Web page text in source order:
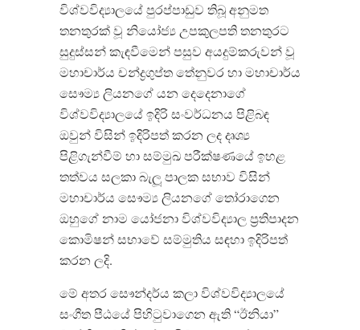
විශ්වවිද්‍යාලයේ පුරප්පාඩුව තිබූ අනුමත
තනතුරක් වූ නියෝජ්‍ය උපකුලපති තනතුරට
සුදුස්සන් කැඳවීමෙන් පසුව අයදුම්කරුවන් වූ
මහාචාර්ය චන්ද්‍රගුප්ත තේනුවර හා මහාචාර්ය
සෞම්‍ය ලියනගේ යන දෙදෙනාගේ
විශ්වවිද්‍යාලයේ ඉදිරි සංවර්ධනය පිළිබඳ
ඔවුන් විසින් ඉදිරිපත් කරන ලද දෘශ්‍ය
පිළිගැන්වීම් හා සම්මුඛ පරීක්ෂණයේ ඉහළ
තත්වය සලකා බැලූ පාලක සභාව විසින්
මහාචාර්ය සෞම්‍ය ලියනගේ තෝරාගෙන
ඔහුගේ නාම යෝජනා විශ්වවිද්‍යාල ප්‍රතිපාදන
කොමිෂන් සභාවේ සම්මුතිය සඳහා ඉදිරිපත්
කරන ලදි.
මේ අතර සෞන්දර්ය කලා විශ්වවිද්‍යාලයේ
සංගීත පීඨයේ පිහිටුවාගෙන ඇති “ඊනියා”